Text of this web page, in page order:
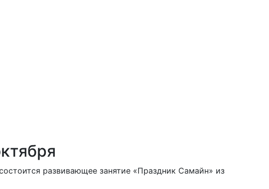
развивающее занятие «Праздник Самайн» из